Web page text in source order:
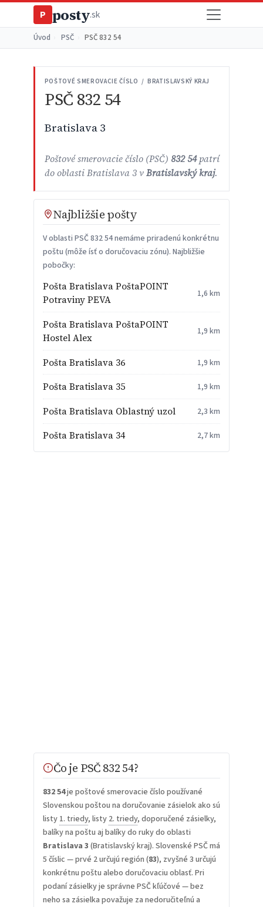
P posty.sk
Úvod PSČ PSČ 832 54
POŠTOVÉ SMEROVACIE ČÍSLO / BRATISLAVSKÝ KRAJ
PSČ 832 54
Bratislava 3
Poštové smerovacie číslo (PSČ) 832 54patrí
do oblasti Bratislava 3 vBratislavský kraj.
Najbližšie pošty
V oblasti PSČ 832 54 nemáme priradenú konkrétnu
poštu (môže ísť o doručovaciu zónu). Najbližšie
pobočky:
Pošta Bratislava PoštaPOINT
Potraviny PEVA
1,6 km
Pošta Bratislava PoštaPOINT
Hostel Alex
1,9 km
Pošta Bratislava 36 1,9 km
Pošta Bratislava 35 1,9 km
Pošta Bratislava Oblastný uzol 2,3 km
Pošta Bratislava 34 2,7 km
Čo je PSČ 832 54?
832 54je poštové smerovacie číslo používané
Slovenskou poštou na doručovanie zásielok ako sú
listy 1. triedy, listy 2. triedy, doporučené zásielky,
balíky na poštu aj balíky do ruky do oblasti
Bratislava 3 (Bratislavský kraj). Slovenské PSČ má
5 číslic — prvé 2 určujú región (83), zvyšné 3 určujú
konkrétnu poštu alebo doručovaciu oblasť. Pri
podaní zásielky je správne PSČ kľúčové — bez
neho sa zásielka považuje za nedoručiteľnú a